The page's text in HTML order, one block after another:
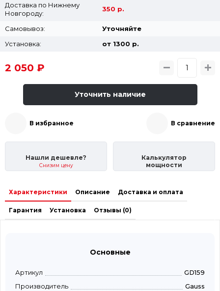
Доставка по Нижнему
Новгороду:
350 р.
Самовывоз:
Уточняйте
Установка:
от 1300 p.
2 050 ₽
Уточнить наличие
В избранное В сравнение
Нашли дешевле?
Снизим цену
Калькулятор
мощности
Характеристики Описание Доставка и оплата
Гарантия Установка Отзывы (0)
Основные
Артикул
GD159
Производитель
Gauss